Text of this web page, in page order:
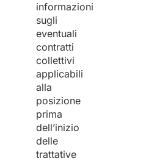
informazioni
sugli
eventuali
contratti
collettivi
applicabili
alla
posizione
prima
dell’inizio
delle
trattative